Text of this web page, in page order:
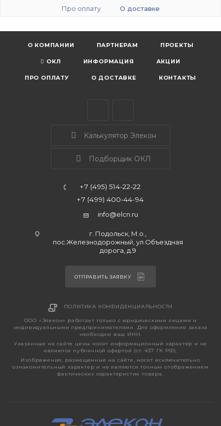
Про оплату О доставке
О КОМПАНИИ ПАРТНЕРАМ ПРОЕКТЫ
ОКЛ ИНФОРМАЦИЯ АКЦИИ
ПРО ОПЛАТУ О ДОСТАВКЕ КОНТАКТЫ
Калькулятор Элекон
Подборщик ОКЛ
+7 (495) 514-22-22
+7 (499) 400-44-94
info@elcn.ru
г. Подольск, М.о.,
пос.Железнодорожный, ул.Объездная
дорога, д.9
ОТПРАВИТЬ ЗАЯВКУ
ПОЛИТИКА КОНФИДЕНЦИАЛЬНОСТИ
ООО «Элекон» работает только с юридическими лицами и
индивидуальными предпринимателями. Для оформления заказа
необходим ваш ИНН.
Указанные на сайте цены носят информационный характер и не
являются публичной офертой (ст. 437 ГК РФ).
Изображения, размещенные на сайте, носят исключительно
ознакомительный характер и не являются точным отображением
фактических характеристик товара.